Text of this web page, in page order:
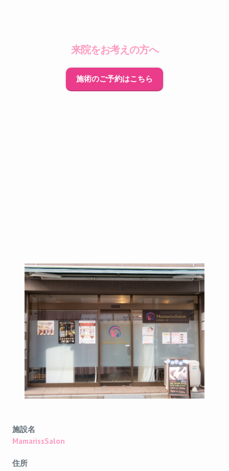
来院をお考えの方へ
施術のご予約はこちら
施設名
MamarissSalon
住所